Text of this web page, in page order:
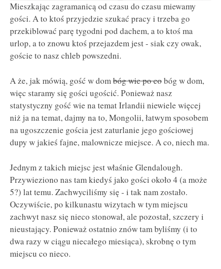
Mieszkając zagramanicą od czasu do czasu miewamy
gości. A to ktoś przyjedzie szukać pracy i trzeba go
przekiblować parę tygodni pod dachem, a to ktoś ma
urlop, a to znowu ktoś przejazdem jest - siak czy owak,
goście to nasz chleb powszedni.
A że, jak mówią, gość w dombóg wie po cobóg w dom,
więc staramy się gości ugościć. Ponieważ nasz
statystyczny gość wie na temat Irlandii niewiele więcej
niż ja na temat, dajmy na to, Mongolii, łatwym sposobem
na ugoszczenie gościa jest zaturlanie jego gościowej
dupy w jakieś fajne, malownicze miejsce. A co, niech ma.
Jednym z takich miejsc jest właśnie Glendalough.
Przywieziono nas tam kiedyś jako gości około 4 (a może
5?) lat temu. Zachwyciliśmy się - i tak nam zostało.
Oczywiście, po kilkunastu wizytach w tym miejscu
zachwyt nasz się nieco stonował, ale pozostał, szczery i
nieustający. Ponieważ ostatnio znów tam byliśmy (i to
dwa razy w ciągu niecałego miesiąca), skrobnę o tym
miejscu co nieco.